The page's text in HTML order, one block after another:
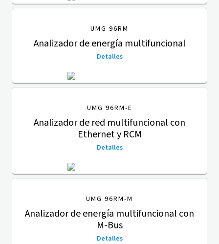
UMG 96RM
Analizador de energía multifuncional
Detalles
UMG 96RM-E
Analizador de red multifuncional con
Ethernet y RCM
Detalles
UMG 96RM-M
Analizador de energía multifuncional con
M-Bus
Detalles